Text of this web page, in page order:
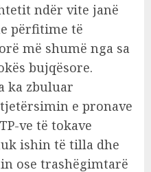
ndër vite janë
përfitime të
më shumë nga sa
bujqësore.
ka zbuluar
e pronave
ve të tokave
ishin të tilla dhe
ose trashëgimtarë